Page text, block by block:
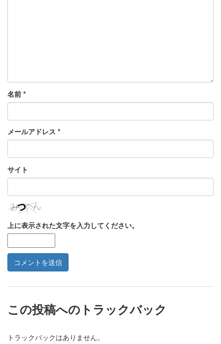
名前 *
メールアドレス *
サイト
上に表示された文字を入力してください。
この投稿へのトラックバック
トラックバックはありません。